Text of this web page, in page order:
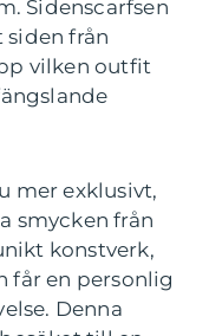
Sidenscarfsen
siden från
vilken outfit
mer exklusivt,
smycken från
konstverk,
får en personlig
Denna